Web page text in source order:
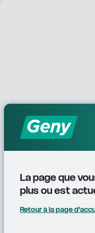
La page que
plus ou est
Retour à la page